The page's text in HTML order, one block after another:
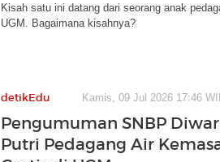
Kisah satu ini datang dari seorang anak
UGM. Bagaimana kisahnya?
detikEdu Kamis, 09 Jul 2026 17:46
Pengumuman SNBP
Putri Pedagang Air